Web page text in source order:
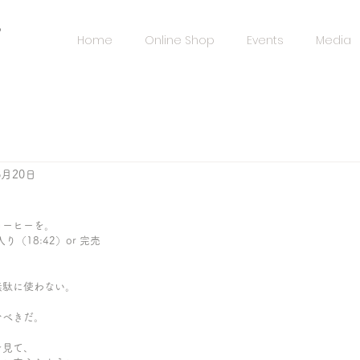
Home Online Shop Events Media
20日
ヒーを。
り（18:42）or 完売
に使わない。
きだ。
て、